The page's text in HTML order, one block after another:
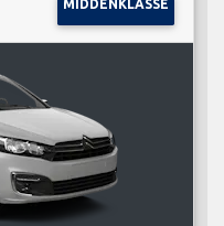
MIDDENKLASSE